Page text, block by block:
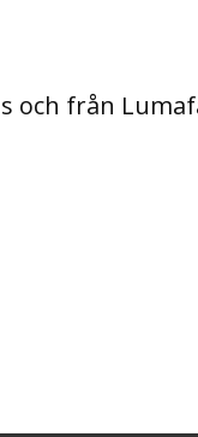
och från